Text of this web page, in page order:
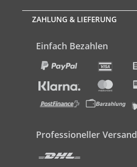
ZAHLUNG & LIEFERUNG
Einfach Bezahlen
Professioneller Versand